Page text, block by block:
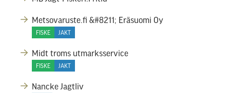
Metsovaruste.fi &#8211; Eräsuomi Oy
FISKE JAKT
Midt troms utmarksservice
FISKE JAKT
Nancke Jagtliv